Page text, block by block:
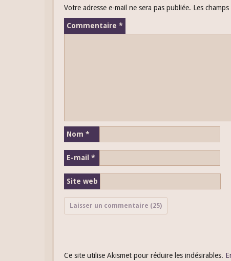
Votre adresse e-mail ne sera pas publiée. Les
Commentaire *
Nom *
E-mail *
Site web
Ce site utilise Akismet pour réduire les indésirables.